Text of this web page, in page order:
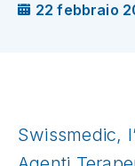
22 febbraio
Swissmedic,